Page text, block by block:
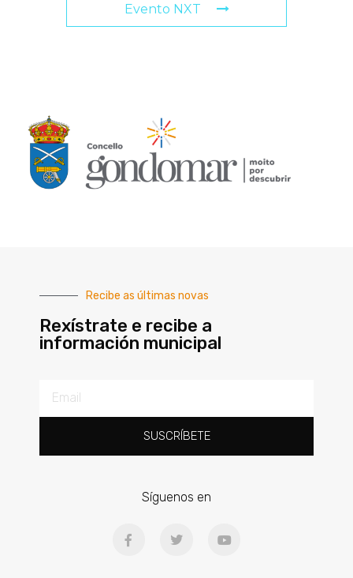
Evento NXT
Recibe as últimas novas
Rexístrate e recibe a
información municipal
SUSCRÍBETE
Síguenos en